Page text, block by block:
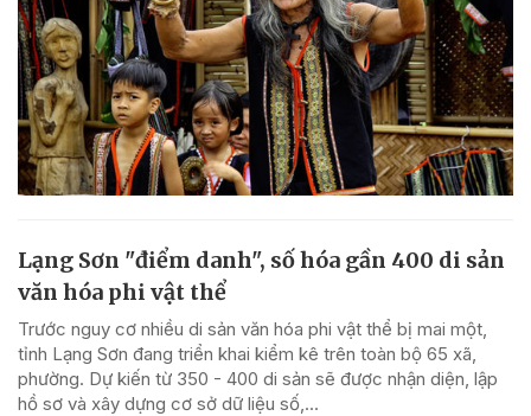
Lạng Sơn "điểm danh", số hóa gần 400 di sản
văn hóa phi vật thể
Trước nguy cơ nhiều di sản văn hóa phi vật thể bị mai một,
tỉnh Lạng Sơn đang triển khai kiểm kê trên toàn bộ 65 xã,
phường. Dự kiến từ 350 - 400 di sản sẽ được nhận diện, lập
hồ sơ và xây dựng cơ sở dữ liệu số,...